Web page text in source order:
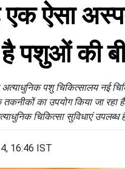
ऐसा
पशुओं की
पशु चिकित्सालय नई
का उपयोग किया जा
चिकित्सा सुविधाएं उपलब्ध
16:46 IST